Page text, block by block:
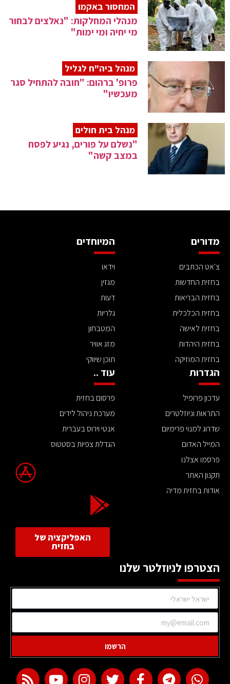
המחסור באקמו
מנהלי המחלקות: "נאלצים לבחור
מי יחיה ומי ימות"
מנהל ביה"ח לגליל
פרופ' ברהום: "חובה להתחיל סגר
מעכשיו"
מנהל בית חולים
"נשלם על פורים, נגיע לפסח
במצב קשה"
מדורים
צ'אט הכתבים
בחזית החדשות
בחזית הבריאות
בחזית הכלכלית
בחזית לאישה
בחזית היהדות
בחזית המוזיקה
המיוחדים
וידאו
מגזין
דעות
גלריות
המטבחון
מזג אוויר
תוכן שיווקי
הגדרות
עדכון פרופיל
התראות וניוזלטרים
שדרוג למנוי פרימיום
המייל האדום
פרסמו אצלנו
תקנון האתר
אודות בחזית מדיה
עוד ..
פרסום בחזית
מערכת ניהול לידים
אנטי וירוס בעברית
הגדלת צפיות בסטטוס
האפליקציה של
בחזית
הצטרפו לניוזלטר שלנו
הרשמו